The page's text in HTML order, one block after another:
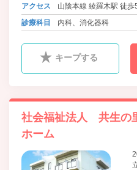
アクセス
山陰本線 綾羅木駅 徒歩
診療科目
内科、消化器科
キープする
社会福祉法人 共生の
ホーム